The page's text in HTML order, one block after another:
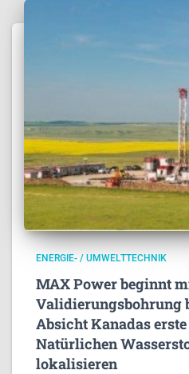
ENERGIE- / UMWELTTECHNIK
MAX Power beginnt
Validierungsbohrung
Absicht Kanadas
Natürlichen
lokalisieren